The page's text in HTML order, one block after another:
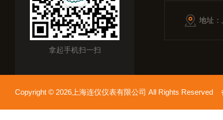
拿起手机扫一扫
地址
Copyright © 2026上海连仪仪表有限公司 All Rights Reserved